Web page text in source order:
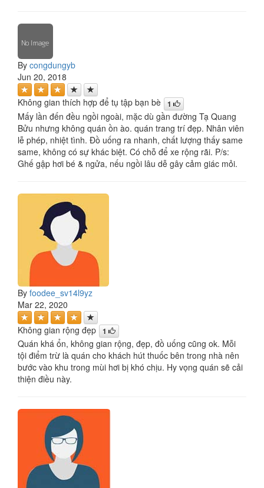
By congdungyb
Jun 20, 2018
Không gian thích hợp để tụ tập bạn bè 1
Mấy lần đến đều ngồi ngoài, mặc dù gần đường Tạ Quang
Bửu nhưng không quán ồn ào. quán trang trí đẹp. Nhân viên
lễ phép, nhiệt tình. Đồ uống ra nhanh, chất lượng thấy same
same, không có sự khác biệt. Có chỗ để xe rộng rãi. P/s:
Ghế gập hơi bé & ngửa, nếu ngồi lâu dễ gây cảm giác mỏi.
By foodee_sv14l9yz
Mar 22, 2020
Không gian rộng đẹp 1
Quán khá ổn, không gian rộng, đẹp, đồ uống cũng ok. Mỗi
tội điểm trừ là quán cho khách hút thuốc bên trong nhà nên
bước vào khu trong mùi hơi bị khó chịu. Hy vọng quán sẽ cải
thiện điều này.